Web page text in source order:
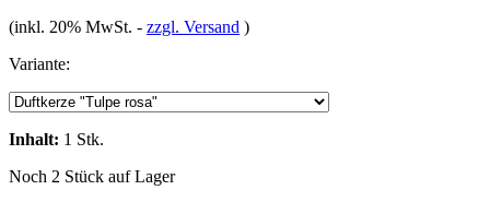
(inkl. 20% MwSt. - zzgl. Versand )
Variante:
Inhalt: 1 Stk.
Noch 2 Stück auf Lager